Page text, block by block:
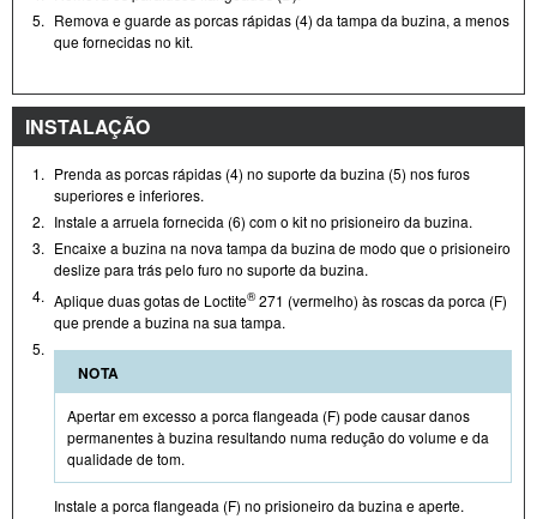
5. Remova e guarde as porcas rápidas (4) da tampa da buzina, a menos
que fornecidas no kit.
INSTALAÇÃO
1. Prenda as porcas rápidas (4) no suporte da buzina (5) nos furos
superiores e inferiores.
2. Instale a arruela fornecida (6) com o kit no prisioneiro da buzina.
3. Encaixe a buzina na nova tampa da buzina de modo que o prisioneiro
deslize para trás pelo furo no suporte da buzina.
4. Aplique duas gotas de Loctite®271 (vermelho) às roscas da porca (F)
que prende a buzina na sua tampa.
5.
NOTA
Apertar em excesso a porca flangeada (F) pode causar danos
permanentes à buzina resultando numa redução do volume e da
qualidade de tom.
Instale a porca flangeada (F) no prisioneiro da buzina e aperte.